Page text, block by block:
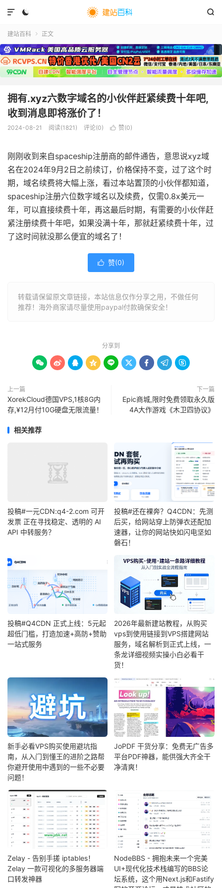
 

建站百科  正文
拥有.xyz六数字域名的小伙伴赶紧续费十年吧,
收到消息即将涨价了！
2024-08-21 阅读(1821 ) 评论(0)  赞(0)
刚刚收到来自spaceship注册商的邮件通告，意思说xyz域
名在2024年9月2日之前续订，价格保持不变，过了这个时
期，域名续费将大幅上涨，看过本站置顶的小伙伴都知道，
spaceship注册六位数字域名以及续费，仅需0.8x美元一
年，可以直接续费十年，再这最后时期，有需要的小伙伴赶
紧注册续费十年吧，如果没满十年，那就赶紧续费十年，过
了这时间就没那么便宜的域名了！
 赞(0)
转载请保留原文章链接，本站信息仅作分享之用，不做任何
推荐！海外商家请尽量使用paypal付款确保安全！
分享到
        
上一篇
XorekCloud德国VPS,1核8G内
存,¥12月付10G硬盘无限流量！
下一篇
Epic商城,限时免费领取永久版
4A大作游戏《木卫四协议》
相关推荐
投稿#一元CDN:q4-2.com 可开
发票 正在寻找稳定、透明的 AI
API 中转服务？
投稿#还在裸奔？Q4CDN：先测
后买，给网站穿上防弹衣还配加
速器，让你的网站快如闪电坚如
磐石！
投稿#Q4CDN 正式上线：5元起
超低门槛，打造加速+高防+赞助
一站式服务
2026年最新建站教程，从购买
vps到使用链接到VPS搭建网站
服务，域名解析到正式上线，一
条龙详细视频实操小白必看干
货！
新手必看VPS购买使用避坑指
南，从入门到懂王的进阶之路帮
你避开使用中遇到的一些不必要
问题！
JoPDF 干货分享：免费无广告多
平台PDF神器，能供强大齐全干
净清爽！
Zelay - 告别手搓 iptables！
Zelay 一款可视化的多服务器端
口转发神器
NodeBBS - 拥抱未来一个完美
UI+现代化技术栈编写的BBS论
坛系统，这个用Next.js和Fastify